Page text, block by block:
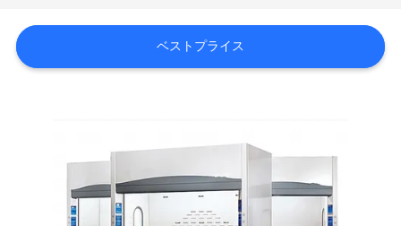
い
て
ベストプライス